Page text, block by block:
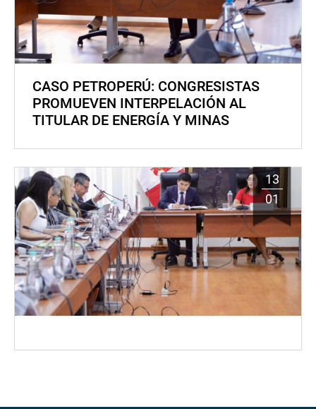
CASO PETROPERÚ: CONGRESISTAS
PROMUEVEN INTERPELACIÓN AL
TITULAR DE ENERGÍA Y MINAS
13
01